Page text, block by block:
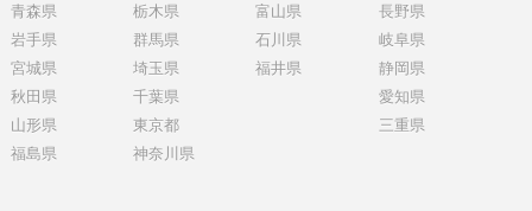
青森県
岩手県
宮城県
秋田県
山形県
福島県
栃木県
群馬県
埼玉県
千葉県
東京都
神奈川県
富山県
石川県
福井県
長野県
岐阜県
静岡県
愛知県
三重県